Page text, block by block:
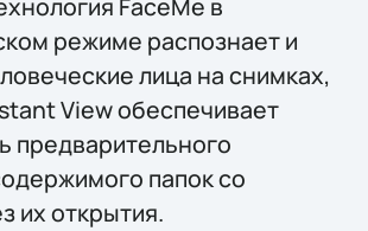
FaceMe в
режиме распознает и
лица на снимках,
View обеспечивает
предварительного
папок со
их открытия.